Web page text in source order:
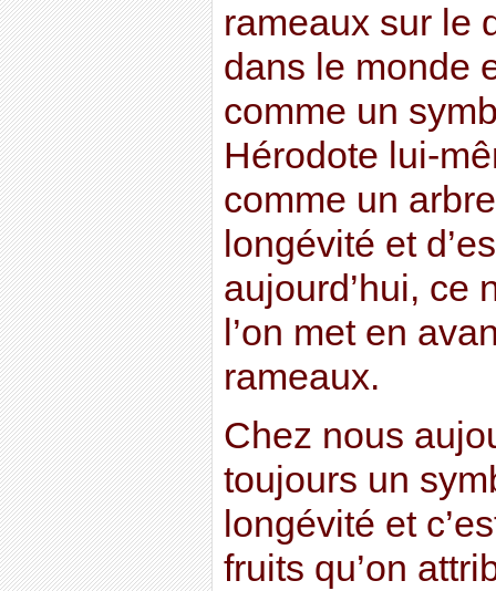
rameaux sur le
dans le monde
comme un
Hérodote lui-
comme un
longévité et
aujourd’hui, ce
l’on met en
rameaux.
Chez nous
toujours un
longévité et
fruits qu’on